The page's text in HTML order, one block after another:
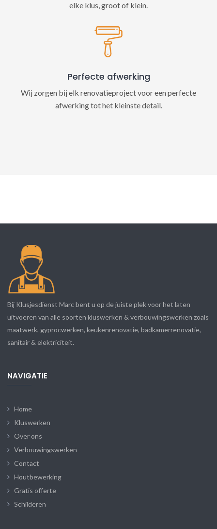
elke klus, groot of klein.
Perfecte afwerking
Wij zorgen bij elk renovatieproject voor een perfecte
afwerking tot het kleinste detail.
Bij Klusjesdienst Marc bent u op de juiste plek voor het laten
uitvoeren van alle soorten kluswerken & verbouwingswerken zoals
maatwerk, gyprocwerken, keukenrenovatie, badkamerrenovatie,
sanitair & elektriciteit.
NAVIGATIE
Home
Kluswerken
Over ons
Verbouwingswerken
Contact
Houtbewerking
Gratis offerte
Schilderen